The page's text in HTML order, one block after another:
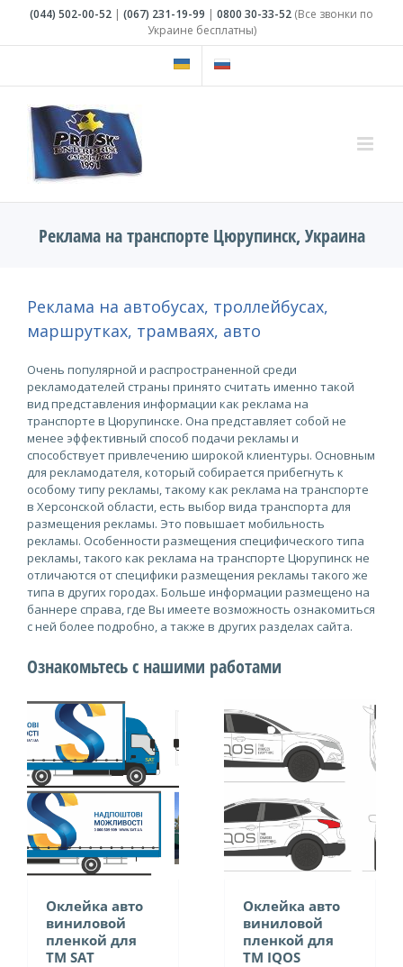
content
(044) 502-00-52 | (067) 231-19-99 | 0800 30-33-52 (Все звонки по
Украине бесплатны)
Реклама на транспорте Цюрупинск, Украина
Реклама на автобусах, троллейбусах,
маршрутках, трамваях, авто
Очень популярной и распространенной среди
рекламодателей страны принято считать именно такой
вид представления информации как реклама на
транспорте в Цюрупинске. Она представляет собой не
менее эффективный способ подачи рекламы и
способствует привлечению широкой клиентуры. Основным
для рекламодателя, который собирается прибегнуть к
особому типу рекламы, такому как реклама на транспорте
в Херсонской области, есть выбор вида транспорта для
размещения рекламы. Это повышает мобильность
рекламы. Особенности размещения специфического типа
рекламы, такого как реклама на транспорте Цюрупинск не
отличаются от специфики размещения рекламы такого же
типа в других городах. Больше информации размещено на
баннере справа, где Вы имеете возможность ознакомиться
с ней более подробно, а также в других разделах сайта.
Ознакомьтесь с нашими работами
Оклейка авто
виниловой
пленкой для
ТМ SAT
Оклейка авто
виниловой
пленкой для
ТМ IQOS